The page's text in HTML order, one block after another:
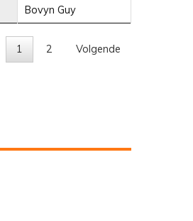
Bovyn Guy
1 2 Volgende